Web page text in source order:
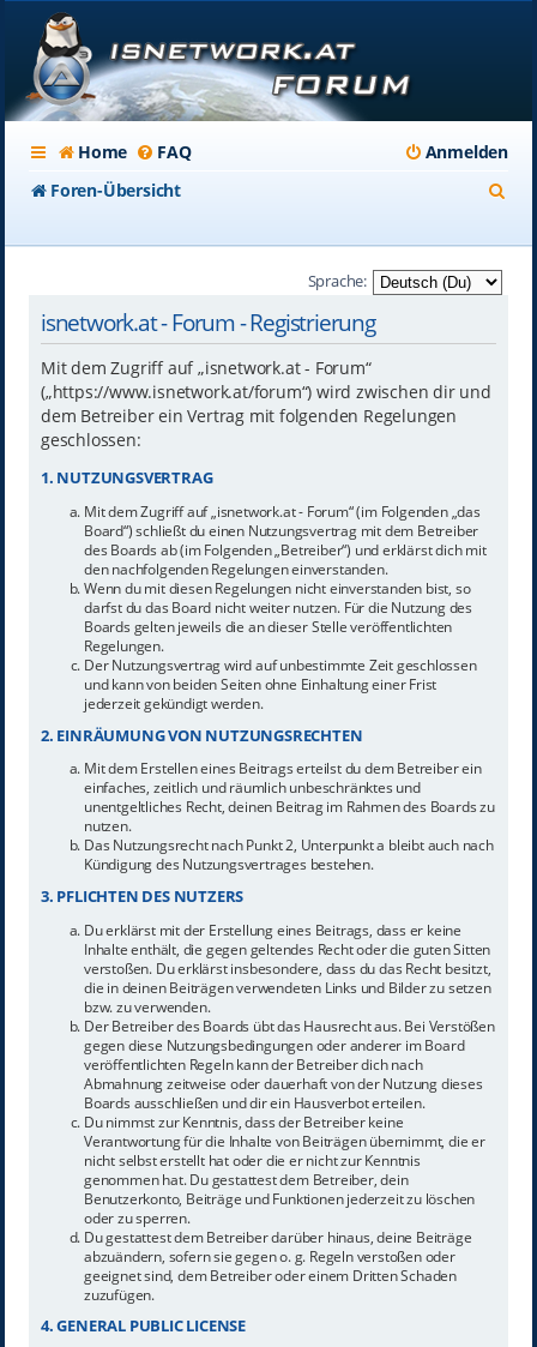
Home FAQ
Anmelden
Foren-Übersicht
Sprache:
isnetwork.at - Forum - Registrierung
Mit dem Zugriff auf „isnetwork.at - Forum“
(„https://www.isnetwork.at/forum“) wird zwischen dir und
dem Betreiber ein Vertrag mit folgenden Regelungen
geschlossen:
1. NUTZUNGSVERTRAG
Mit dem Zugriff auf „isnetwork.at - Forum“ (im Folgenden „das
Board“) schließt du einen Nutzungsvertrag mit dem Betreiber
des Boards ab (im Folgenden „Betreiber“) und erklärst dich mit
den nachfolgenden Regelungen einverstanden.
Wenn du mit diesen Regelungen nicht einverstanden bist, so
darfst du das Board nicht weiter nutzen. Für die Nutzung des
Boards gelten jeweils die an dieser Stelle veröffentlichten
Regelungen.
Der Nutzungsvertrag wird auf unbestimmte Zeit geschlossen
und kann von beiden Seiten ohne Einhaltung einer Frist
jederzeit gekündigt werden.
2. EINRÄUMUNG VON NUTZUNGSRECHTEN
Mit dem Erstellen eines Beitrags erteilst du dem Betreiber ein
einfaches, zeitlich und räumlich unbeschränktes und
unentgeltliches Recht, deinen Beitrag im Rahmen des Boards zu
nutzen.
Das Nutzungsrecht nach Punkt 2, Unterpunkt a bleibt auch nach
Kündigung des Nutzungsvertrages bestehen.
3. PFLICHTEN DES NUTZERS
Du erklärst mit der Erstellung eines Beitrags, dass er keine
Inhalte enthält, die gegen geltendes Recht oder die guten Sitten
verstoßen. Du erklärst insbesondere, dass du das Recht besitzt,
die in deinen Beiträgen verwendeten Links und Bilder zu setzen
bzw. zu verwenden.
Der Betreiber des Boards übt das Hausrecht aus. Bei Verstößen
gegen diese Nutzungsbedingungen oder anderer im Board
veröffentlichten Regeln kann der Betreiber dich nach
Abmahnung zeitweise oder dauerhaft von der Nutzung dieses
Boards ausschließen und dir ein Hausverbot erteilen.
Du nimmst zur Kenntnis, dass der Betreiber keine
Verantwortung für die Inhalte von Beiträgen übernimmt, die er
nicht selbst erstellt hat oder die er nicht zur Kenntnis
genommen hat. Du gestattest dem Betreiber, dein
Benutzerkonto, Beiträge und Funktionen jederzeit zu löschen
oder zu sperren.
Du gestattest dem Betreiber darüber hinaus, deine Beiträge
abzuändern, sofern sie gegen o. g. Regeln verstoßen oder
geeignet sind, dem Betreiber oder einem Dritten Schaden
zuzufügen.
4. GENERAL PUBLIC LICENSE